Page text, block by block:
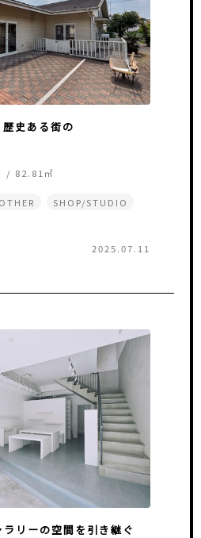
史ある街の
/ 82.81㎡
OTHER
SHOP/STUDIO
2025.07.11
リーの空間を引き継ぐ